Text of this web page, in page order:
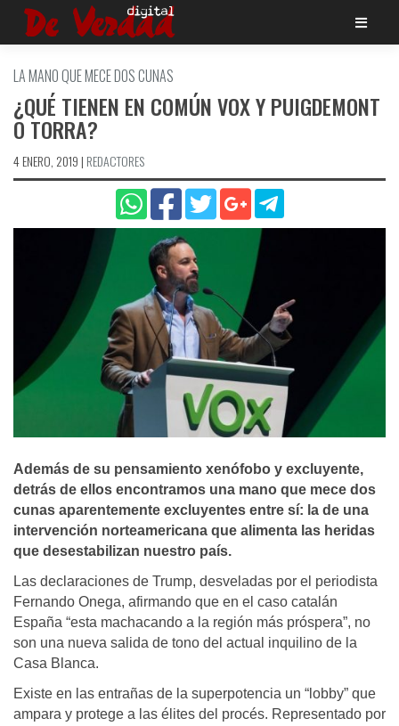
Saltar
LA MANO QUE MECE DOS CUNAS
¿QUÉ TIENEN EN COMÚN VOX Y PUIGDEMONT
O TORRA?
4 ENERO, 2019 | REDACTORES
Además de su pensamiento xenófobo y excluyente,
detrás de ellos encontramos una mano que mece dos
cunas aparentemente excluyentes entre sí: la de una
intervención norteamericana que alimenta las heridas
que desestabilizan nuestro país.
Las declaraciones de Trump, desveladas por el periodista
Fernando Onega, afirmando que en el caso catalán
España “esta machacando a la región más próspera”, no
son una nueva salida de tono del actual inquilino de la
Casa Blanca.
Existe en las entrañas de la superpotencia un “lobby” que
ampara y protege a las élites del procés. Representado por